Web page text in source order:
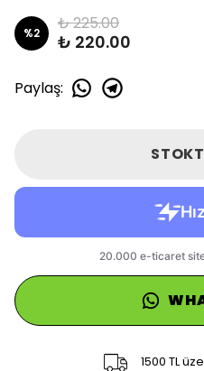
%2 ₺ 225.00
₺ 220.00
Paylaş:
1500 TL